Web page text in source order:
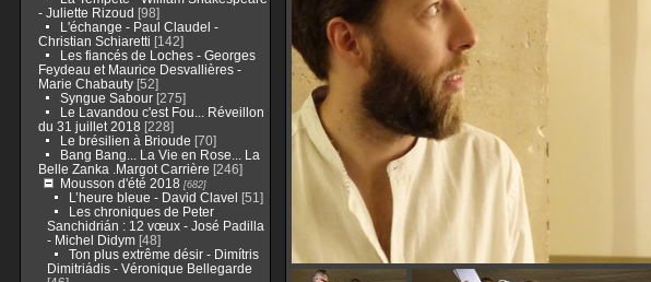
- Juliette Rizoud [98]
L'échange - Paul Claudel -
Christian Schiaretti [142]
Les fiancés de Loches - Georges
Feydeau et Maurice Desvallières -
Marie Chabauty[52]
Syngue Sabour[275]
Le Lavandou c'est Fou... Réveillon
du 31 juillet 2018 [228]
Le brésilien à Brioude [70]
Bang Bang... La Vie en Rose... La
Belle Zanka .Margot Carrière [246]
Mousson d'été 2018 [682]
L’heure bleue - David Clavel [51]
Les chroniques de Peter
Sanchidrián : 12 vœux - José Padilla
- Michel Didym[48]
Ton plus extrême désir - Dimítris
Dimitriádis - Véronique Bellegarde